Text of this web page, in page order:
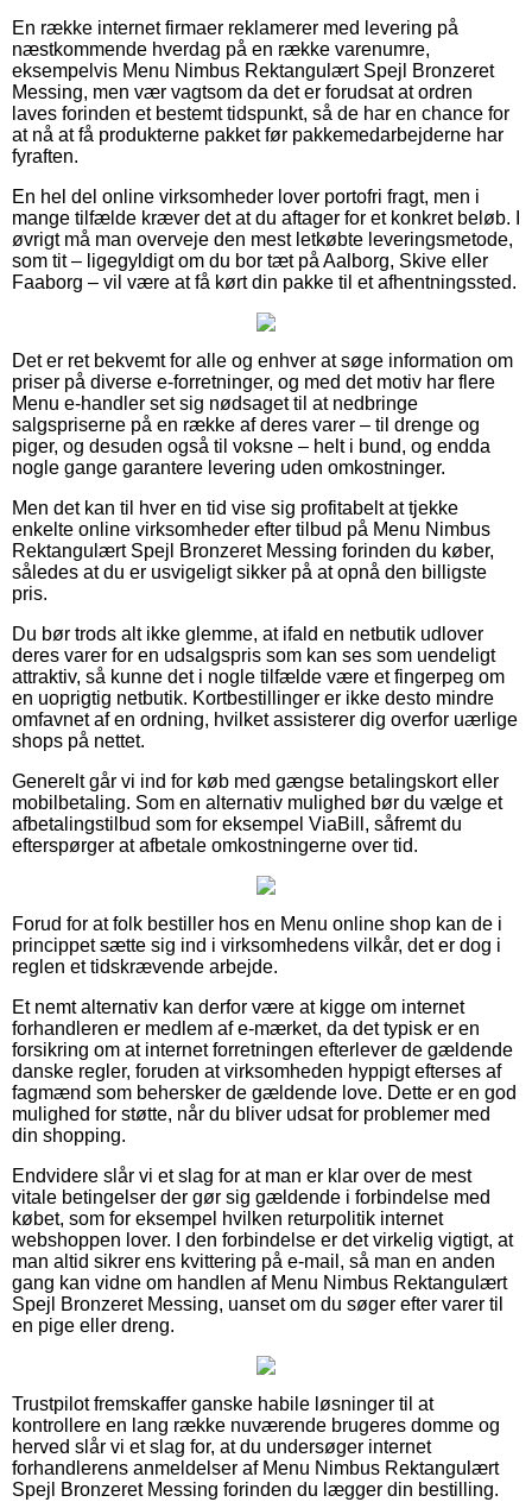
En række internet firmaer reklamerer med levering på
næstkommende hverdag på en række varenumre,
eksempelvis Menu Nimbus Rektangulært Spejl Bronzeret
Messing, men vær vagtsom da det er forudsat at ordren
laves forinden et bestemt tidspunkt, så de har en chance for
at nå at få produkterne pakket før pakkemedarbejderne har
fyraften.
En hel del online virksomheder lover portofri fragt, men i
mange tilfælde kræver det at du aftager for et konkret beløb. I
øvrigt må man overveje den mest letkøbte leveringsmetode,
som tit – ligegyldigt om du bor tæt på Aalborg, Skive eller
Faaborg – vil være at få kørt din pakke til et afhentningssted.
Det er ret bekvemt for alle og enhver at søge information om
priser på diverse e-forretninger, og med det motiv har flere
Menu e-handler set sig nødsaget til at nedbringe
salgspriserne på en række af deres varer – til drenge og
piger, og desuden også til voksne – helt i bund, og endda
nogle gange garantere levering uden omkostninger.
Men det kan til hver en tid vise sig profitabelt at tjekke
enkelte online virksomheder efter tilbud på Menu Nimbus
Rektangulært Spejl Bronzeret Messing forinden du køber,
således at du er usvigeligt sikker på at opnå den billigste
pris.
Du bør trods alt ikke glemme, at ifald en netbutik udlover
deres varer for en udsalgspris som kan ses som uendeligt
attraktiv, så kunne det i nogle tilfælde være et fingerpeg om
en uoprigtig netbutik. Kortbestillinger er ikke desto mindre
omfavnet af en ordning, hvilket assisterer dig overfor uærlige
shops på nettet.
Generelt går vi ind for køb med gængse betalingskort eller
mobilbetaling. Som en alternativ mulighed bør du vælge et
afbetalingstilbud som for eksempel ViaBill, såfremt du
efterspørger at afbetale omkostningerne over tid.
Forud for at folk bestiller hos en Menu online shop kan de i
princippet sætte sig ind i virksomhedens vilkår, det er dog i
reglen et tidskrævende arbejde.
Et nemt alternativ kan derfor være at kigge om internet
forhandleren er medlem af e-mærket, da det typisk er en
forsikring om at internet forretningen efterlever de gældende
danske regler, foruden at virksomheden hyppigt efterses af
fagmænd som behersker de gældende love. Dette er en god
mulighed for støtte, når du bliver udsat for problemer med
din shopping.
Endvidere slår vi et slag for at man er klar over de mest
vitale betingelser der gør sig gældende i forbindelse med
købet, som for eksempel hvilken returpolitik internet
webshoppen lover. I den forbindelse er det virkelig vigtigt, at
man altid sikrer ens kvittering på e-mail, så man en anden
gang kan vidne om handlen af Menu Nimbus Rektangulært
Spejl Bronzeret Messing, uanset om du søger efter varer til
en pige eller dreng.
Trustpilot fremskaffer ganske habile løsninger til at
kontrollere en lang række nuværende brugeres domme og
herved slår vi et slag for, at du undersøger internet
forhandlerens anmeldelser af Menu Nimbus Rektangulært
Spejl Bronzeret Messing forinden du lægger din bestilling.